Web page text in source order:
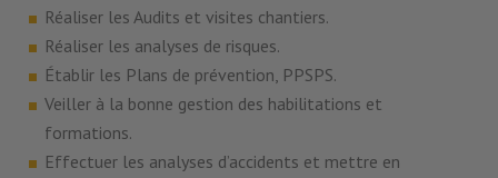
Réaliser les Audits et visites chantiers.
Réaliser les analyses de risques.
Établir les Plans de prévention, PPSPS.
Veiller à la bonne gestion des habilitations et
formations.
Effectuer les analyses d’accidents et mettre en